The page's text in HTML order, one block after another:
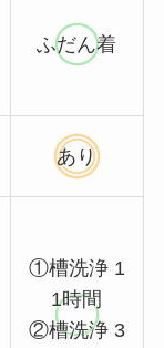
ふだん着
あり
①槽洗浄 1
1時間
②槽洗浄 3